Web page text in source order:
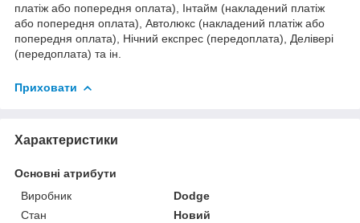
платіж або попередня оплата), Інтайм (накладений платіж
або попередня оплата), Автолюкс (накладений платіж або
попередня оплата), Нічний експрес (передоплата), Делівері
(передоплата) та ін.
Приховати
Характеристики
Основні атрибути
Виробник
Dodge
Стан
Новий